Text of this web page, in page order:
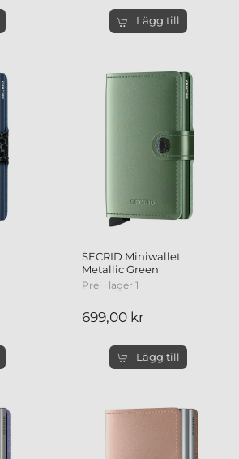
Lägg till
SECRID Miniwallet
Metallic Green
Prel i lager 1
699,00 kr
Lägg till